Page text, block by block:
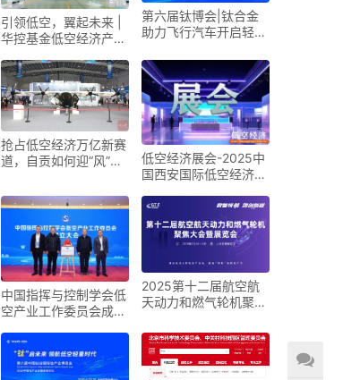
引领低空，翼起未来 |
华控基金低空经济产业
第六届钛博会|钛合金
助力飞行汽车开启轻量
抢占低空经济万亿新赛
道，自贡如何迎“风”而
低空经济展会-2025中
国西安国际低空经济展
中国指挥与控制学会低
空产业工作委员会成立
2025第十二届航空航
天动力和燃气轮机聚焦